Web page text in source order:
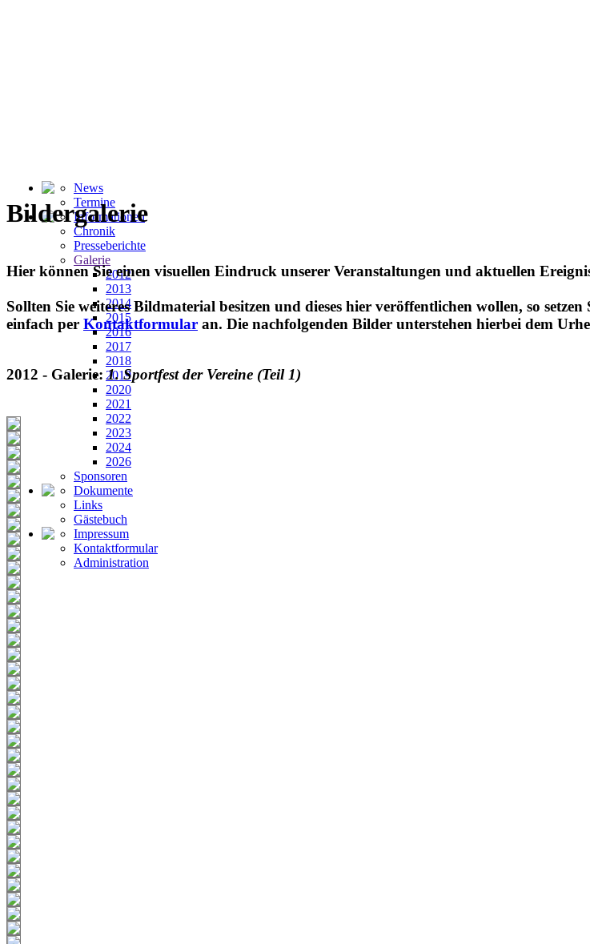
News
Termine
Informationen
Chronik
Presseberichte
Galerie
2012
2013
2014
2015
2016
2017
2018
2019
2020
2021
2022
2023
2024
2026
Sponsoren
Dokumente
Links
Gästebuch
Impressum
Kontaktformular
Administration
Bildergalerie
Hier können Sie einen visuellen Eindruck unserer Veranstaltungen und aktuellen
Sollten Sie weiteres Bildmaterial besitzen und dieses hier veröffentlichen wollen, so
einfach per Kontaktformular an. Die nachfolgenden Bilder unterstehen hierbei dem
2012 - Galerie:1. Sportfest der Vereine (Teil 1)